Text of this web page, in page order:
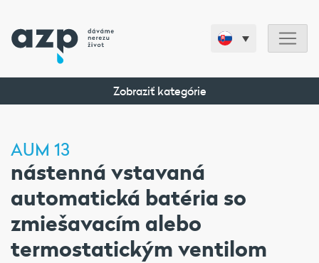
Zobraziť kategórie
AUM 13
nástenná vstavaná
automatická batéria so
zmiešavacím alebo
termostatickým ventilom